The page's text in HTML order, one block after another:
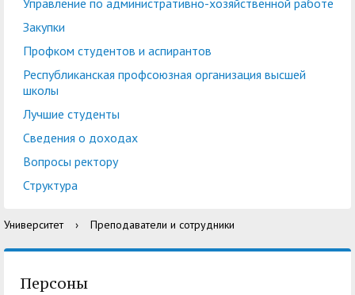
Международная
деятельность
Управление по
административно-
Закупки
Республиканская
организация высшей
школы
Вопросы ректору
Центр тестирования
иностранных граждан
по русскому языку
Центр развития
компетенций
Центр русского языка
представителей)
несовершеннолетних
Управление по административно-хозяйственной работе
Закупки
Профком студентов и аспирантов
Республиканская профсоюзная организация высшей
школы
Лучшие студенты
Сведения о доходах
Вопросы ректору
Структура
Университет › Преподаватели и сотрудники
Персоны